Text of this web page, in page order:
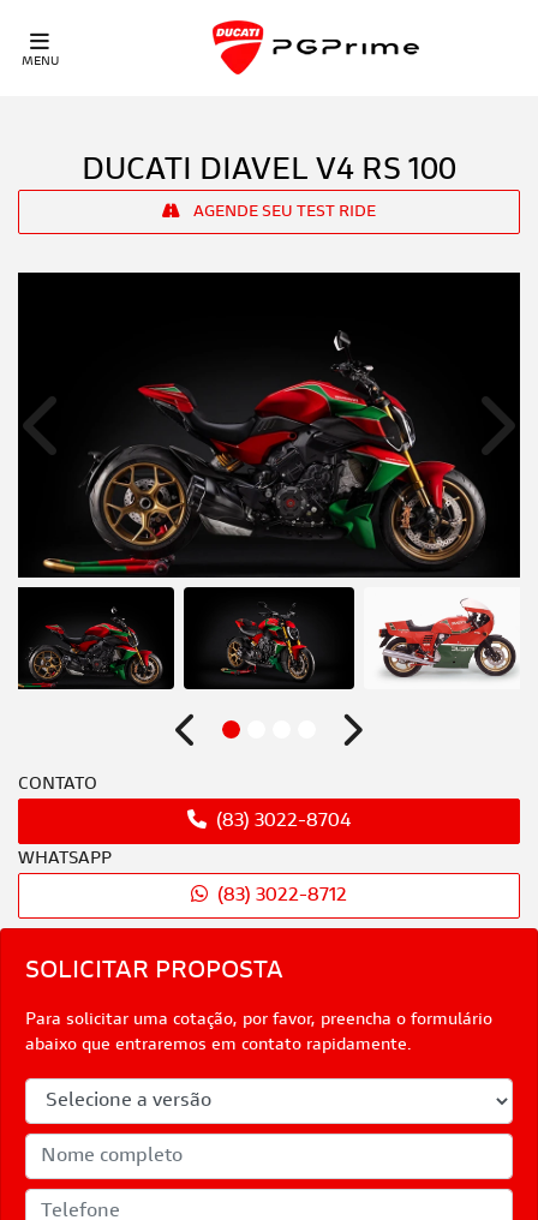
MENU
DUCATI DIAVEL V4 RS 100
AGENDE SEU TEST RIDE
SOLICITAR PROPOSTA
Para solicitar uma cotação, por favor, preencha o formulário
abaixo que entraremos em contato rapidamente.
Anterior
Anterior Próximo
CONTATO
(83) 3022-8704
WHATSAPP
(83) 3022-8712